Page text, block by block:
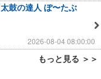
鼓の達人 ぽ〜たぶ
2026-08-04 08:00:00
もっと見る ＞＞